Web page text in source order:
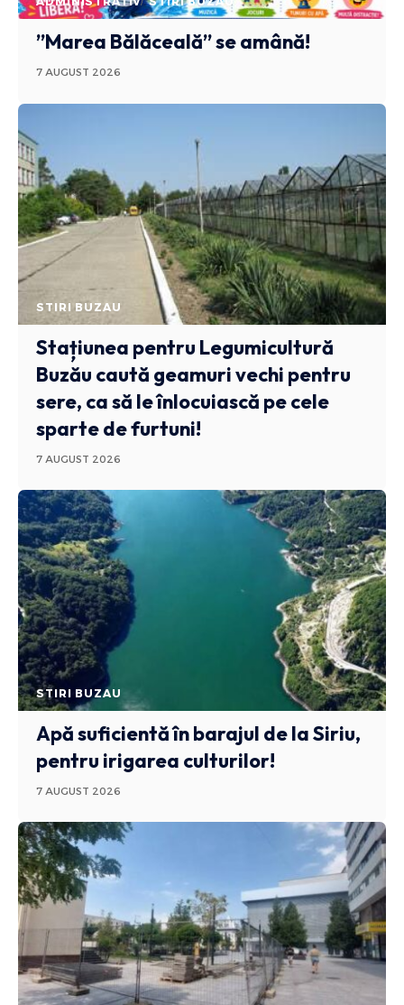
”Marea Bălăceală” se amână!
7 AUGUST 2026
STIRI BUZAU
Stațiunea pentru Legumicultură
Buzău caută geamuri vechi pentru
sere, ca să le înlocuiască pe cele
sparte de furtuni!
7 AUGUST 2026
STIRI BUZAU
Apă suficientă în barajul de la Siriu,
pentru irigarea culturilor!
7 AUGUST 2026